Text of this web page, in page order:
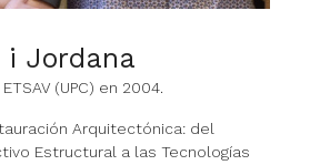
i Jordana
(UPC) en 2004.
Arquitectónica: del
Estructural a las Tecnologías